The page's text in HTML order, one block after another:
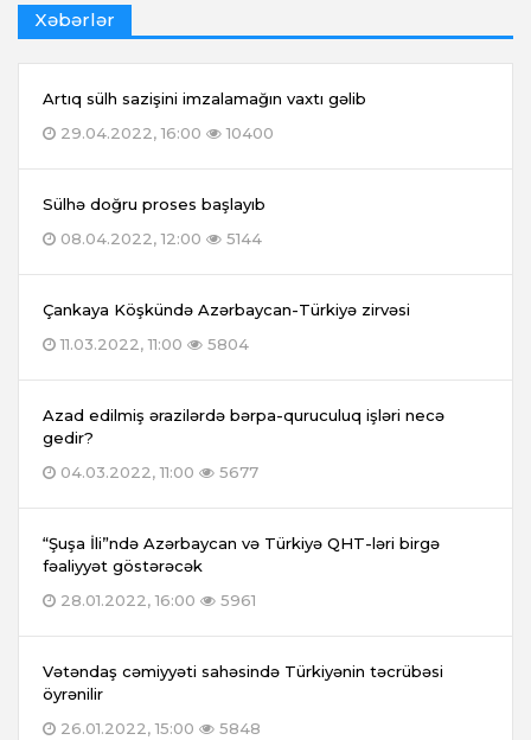
Xəbərlər
Artıq sülh sazişini imzalamağın vaxtı gəlib
29.04.2022, 16:00
10400
Sülhə doğru proses başlayıb
08.04.2022, 12:00
5144
Çankaya Köşkündə Azərbaycan-Türkiyə zirvəsi
11.03.2022, 11:00
5804
Azad edilmiş ərazilərdə bərpa-quruculuq işləri necə
gedir?
04.03.2022, 11:00
5677
“Şuşa İli”ndə Azərbaycan və Türkiyə QHT-ləri birgə
fəaliyyət göstərəcək
28.01.2022, 16:00
5961
Vətəndaş cəmiyyəti sahəsində Türkiyənin təcrübəsi
öyrənilir
26.01.2022, 15:00
5848